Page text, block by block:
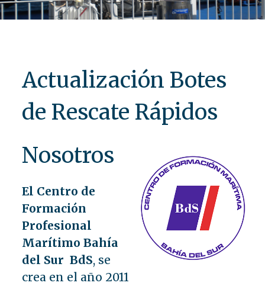
Actualización Botes
de Rescate Rápidos
Nosotros
El Centro de
Formación
Profesional
Marítimo Bahía
del Sur BdS, se
crea en el año 2011